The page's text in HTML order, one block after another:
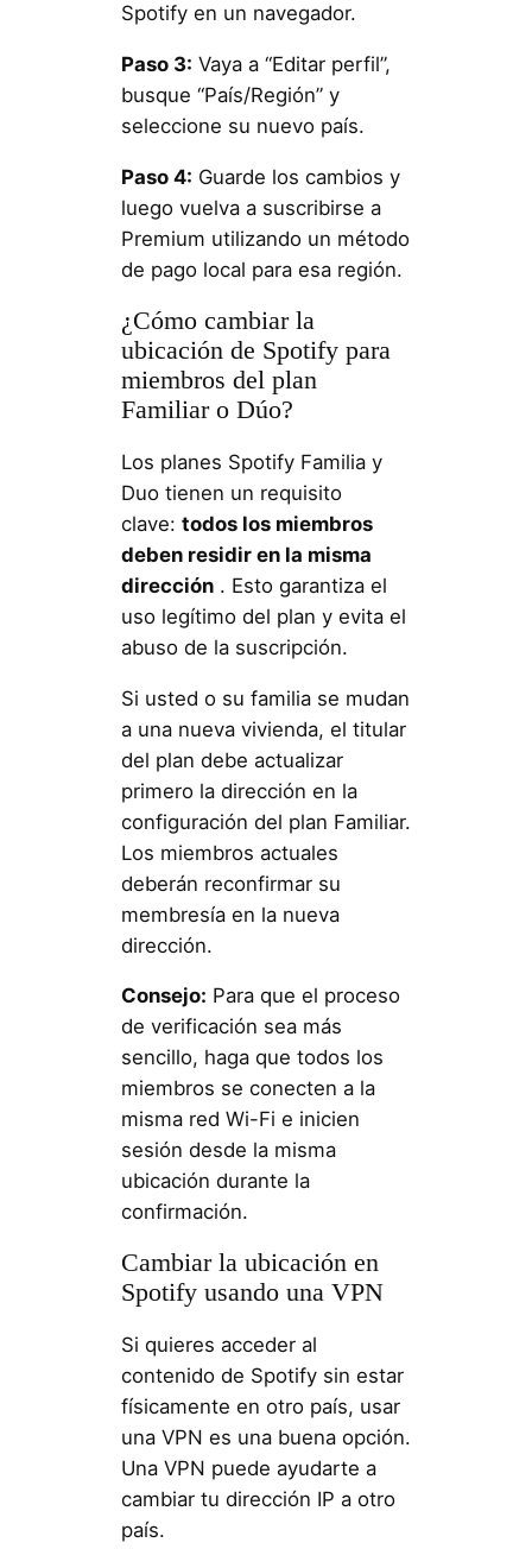
Spotify en un navegador.
Paso 3: Vaya a “Editar perfil”,
busque “País/Región” y
seleccione su nuevo país.
Paso 4: Guarde los cambios y
luego vuelva a suscribirse a
Premium utilizando un método
de pago local para esa región.
¿Cómo cambiar la
ubicación de Spotify para
miembros del plan
Familiar o Dúo?
Los planes Spotify Familia y
Duo tienen un requisito
clave: todos los miembros
deben residir en la misma
dirección. Esto garantiza el
uso legítimo del plan y evita el
abuso de la suscripción.
Si usted o su familia se mudan
a una nueva vivienda, el titular
del plan debe actualizar
primero la dirección en la
configuración del plan Familiar.
Los miembros actuales
deberán reconfirmar su
membresía en la nueva
dirección.
Consejo: Para que el proceso
de verificación sea más
sencillo, haga que todos los
miembros se conecten a la
misma red Wi-Fi e inicien
sesión desde la misma
ubicación durante la
confirmación.
Cambiar la ubicación en
Spotify usando una VPN
Si quieres acceder al
contenido de Spotify sin estar
físicamente en otro país, usar
una VPN es una buena opción.
Una VPN puede ayudarte a
cambiar tu dirección IP a otro
país.